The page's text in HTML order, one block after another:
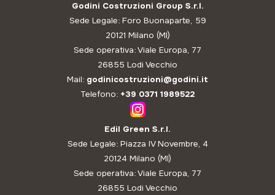
Godini Costruzioni Group S.r.l.
Sede Legale: Foro Buonaparte, 59
20121 Milano (MI)
Sede operativa: Viale Europa, 77
26855 Lodi Vecchio
Mail: godinicostruzioni@godini.it
Telefono: +39 0371 1989522
Edil Green S.r.l.
Sede Legale: Piazza IV Novembre, 4
20124 Milano (MI)
Sede operativa: Viale Europa, 77
26855 Lodi Vecchio